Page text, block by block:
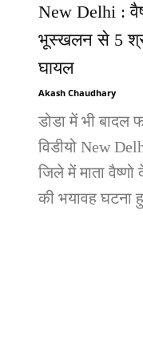
New Delhi :
भूस्खलन से 5
घायल
Akash Chaudhary
डोडा में भी बादल
विडीयो New
जिले में माता वैष्णो
की भयावह घटना